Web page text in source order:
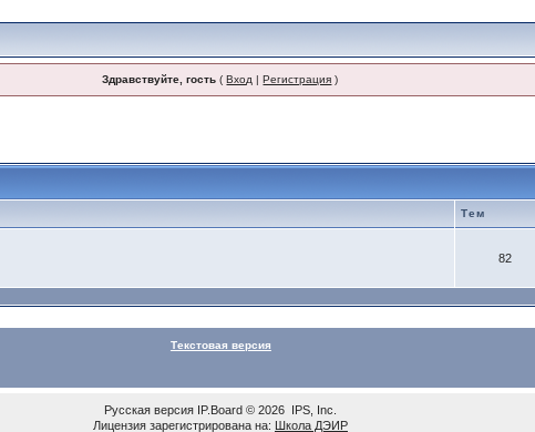
Здравствуйте, гость (Вход |Регистрация )
Тем
82
Текстовая версия
Русская версия IP.Board© 2026 IPS, Inc
Лицензия зарегистрирована на: Школа ДЭИР